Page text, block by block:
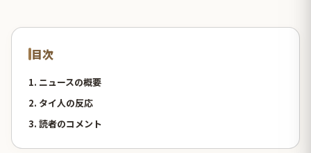
目次
1. ニュースの概要
2. タイ人の反応
3. 読者のコメント